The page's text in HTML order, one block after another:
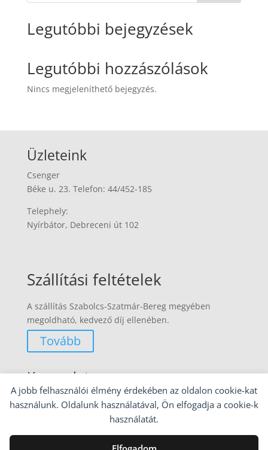
A jobb felhasználói élmény érdekében az oldalon cookie-kat
használunk. Oldalunk használatával, Ön elfogadja a cookie-k
használatát.
Legutóbbi bejegyzések
Legutóbbi hozzászólások
Nincs megjeleníthető bejegyzés.
Üzleteink
Csenger
Béke u. 23. Telefon: 44/452-185
Telephely:
Nyírbátor, Debreceni út 102
Szállítási feltételek
A szállítás Szabolcs-Szatmár-Bereg megyében
megoldható, kedvező díj ellenében.
Tovább
Kapcsolat
30/372 3211
info@butortkeresek.hu